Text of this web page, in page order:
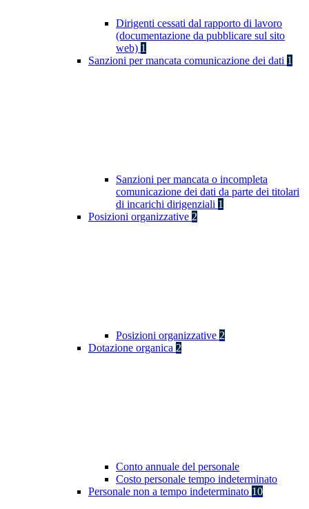
Dirigenti cessati dal rapporto di lavoro
(documentazione da pubblicare sul sito
web) 1
Sanzioni per mancata comunicazione dei dati 1
Sanzioni per mancata o incompleta
comunicazione dei dati da parte dei titolari
di incarichi dirigenziali 1
Posizioni organizzative 2
Posizioni organizzative 2
Dotazione organica 2
Conto annuale del personale
Costo personale tempo indeterminato
Personale non a tempo indeterminato 10